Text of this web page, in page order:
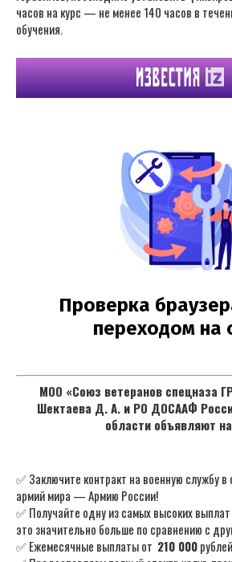
часов на курс — не менее 140 часов в
обучения.
МОО «Союз ветеранов спецназа
Шектаева Д. А. и РО ДОСААФ
области объявляют
✅ Заключите контракт на военную службу
армий мира — Армию России!
✅ Получайте одну из самых высоких
это значительно больше по сравнению с
✅ Ежемесячные выплаты от 210 000